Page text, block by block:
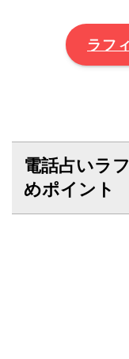
ラフ
電話占いラ
めポイント